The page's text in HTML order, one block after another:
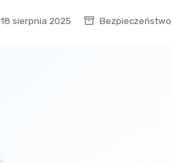
18 sierpnia 2025 Bezpieczeństwo